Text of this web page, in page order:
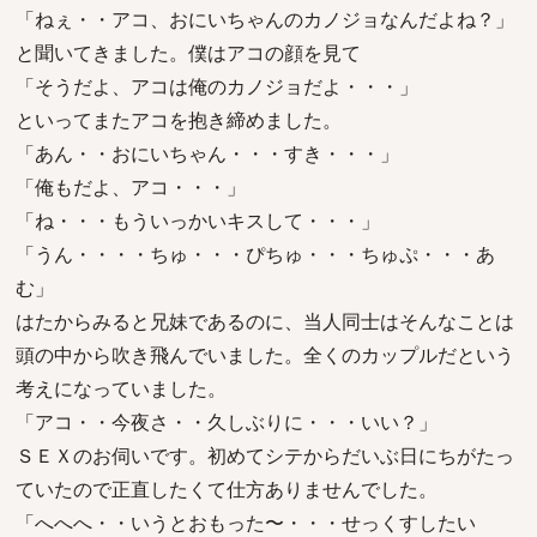
「ねぇ・・アコ、おにいちゃんのカノジョなんだよね？」
と聞いてきました。僕はアコの顔を見て
「そうだよ、アコは俺のカノジョだよ・・・」
といってまたアコを抱き締めました。
「あん・・おにいちゃん・・・すき・・・」
「俺もだよ、アコ・・・」
「ね・・・もういっかいキスして・・・」
「うん・・・・ちゅ・・・ぴちゅ・・・ちゅぷ・・・あ
む」
はたからみると兄妹であるのに、当人同士はそんなことは
頭の中から吹き飛んでいました。全くのカップルだという
考えになっていました。
「アコ・・今夜さ・・久しぶりに・・・いい？」
ＳＥＸのお伺いです。初めてシテからだいぶ日にちがたっ
ていたので正直したくて仕方ありませんでした。
「へへへ・・いうとおもった〜・・・せっくすしたい